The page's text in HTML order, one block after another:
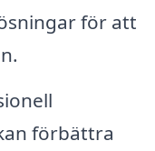
för att
förbättra